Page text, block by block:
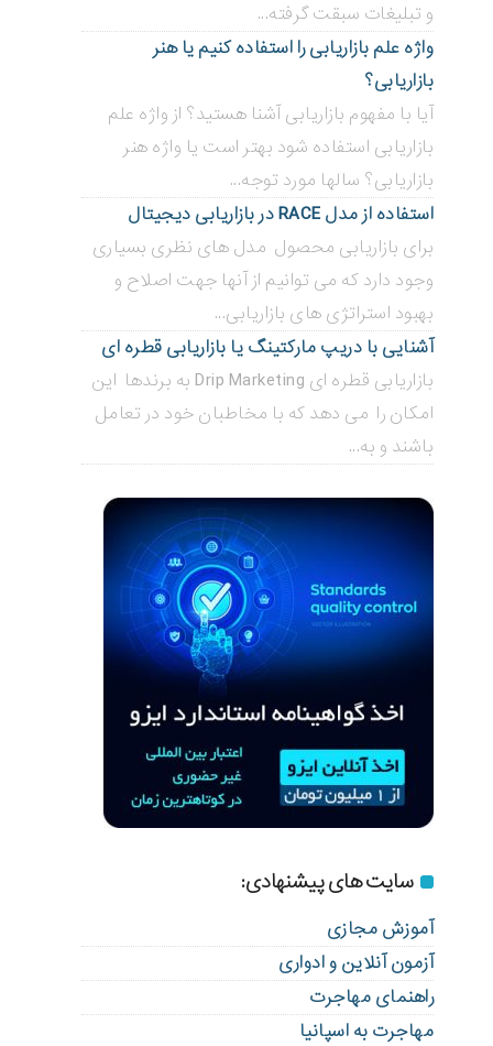
و تبلیغات سبقت گرفته...
واژه علم بازاریابی را استفاده کنیم یا هنر
بازاریابی؟
آیا با مفهوم بازاریابی آشنا هستید؟ از واژه علم
بازاریابی استفاده شود بهتر است یا واژه هنر
بازاریابی؟ سالها مورد توجه...
استفاده از مدل RACE در بازاریابی دیجیتال
برای بازاریابی محصول مدل های نظری بسیاری
وجود دارد که می توانیم از آنها جهت اصلاح و
بهبود استراتژی های بازاریابی...
آشنایی با دریپ مارکتینگ یا بازاریابی قطره ای
بازاریابی قطره ای Drip Marketing به برندها این
امکان را می دهد که با مخاطبان خود در تعامل
باشند و به...
سایت های پیشنهادی:
آموزش مجازی
آزمون آنلاین و ادواری
راهنمای مهاجرت
مهاجرت به اسپانیا